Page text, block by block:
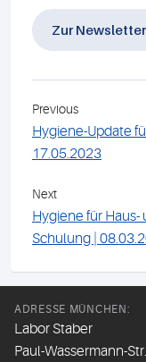
Zur
Previous
Hygiene-Update
17.05.2023
Next
Hygiene für Haus-
Schulung |
ADRESSE MÜNCHEN:
Labor Staber
Paul-Wassermann-